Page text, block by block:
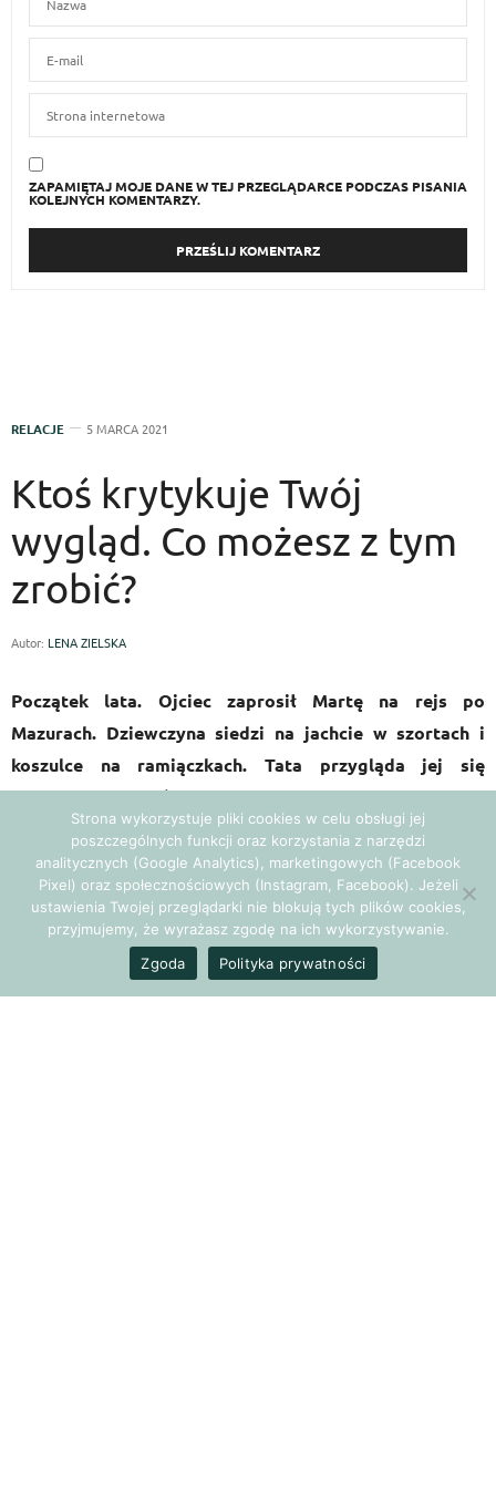
ZAPAMIĘTAJ MOJE DANE W TEJ PRZEGLĄDARCE PODCZAS PISANIA
KOLEJNYCH KOMENTARZY.
RELACJE 5 MARCA 2021
Ktoś krytykuje Twój
wygląd. Co możesz z tym
zrobić?
Autor: LENA ZIELSKA
Początek lata. Ojciec zaprosił Martę na rejs po
Mazurach. Dziewczyna siedzi na jachcie w szortach i
koszulce na ramiączkach. Tata przygląda jej się
krytycznie i w końcu pyta: „Czy rubensowskie kształty
znowu są w modzie?”.
Kilka tygodni później Martę odwiedza przyjaciel, z którym
dawno się nie widziała. „Sporo przytyłaś od zeszłego roku”
– mówi. Marta nosi rozmiar 38 i do tej pory czuła się
Strona wykorzystuje pliki cookies w celu obsługi jej
poszczególnych funkcji oraz korzystania z narzędzi
analitycznych (Google Analytics), marketingowych (Facebook
Pixel) oraz społecznościowych (Instagram, Facebook). Jeżeli
ustawienia Twojej przeglądarki nie blokują tych plików cookies,
przyjmujemy, że wyrażasz zgodę na ich wykorzystywanie.
Zgoda
Polityka prywatności